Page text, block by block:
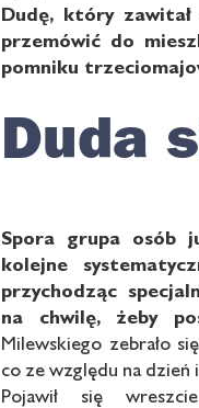
Dudę, który
przemówić do
pomniku
Duda
Spora grupa osób
kolejne
przychodząc
na chwilę, żeby
Milewskiego zebrało
co ze względu na dzień
Pojawił się